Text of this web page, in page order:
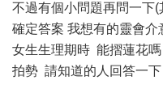
不過有個小問題再問一下
確定答案 我想有的靈會
女生生理期時 能摺蓮花
拍勢 請知道的人回答一